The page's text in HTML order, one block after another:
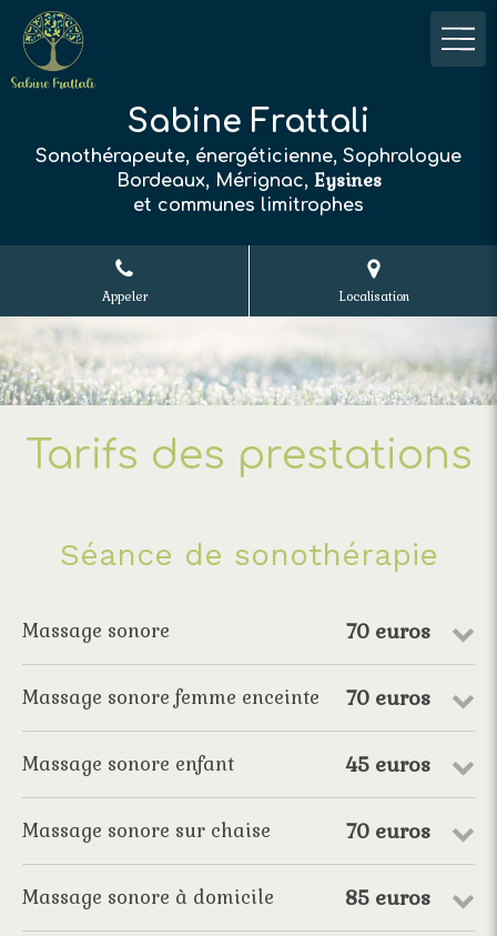
Sabine Frattali
Sonothérapeute, énergéticienne, Sophrologue
Bordeaux, Mérignac, Eysines
et communes limitrophes
Appeler Localisation
Tarifs des prestations
Séance de sonothérapie
Massage sonore 70 euros
Massage sonore femme enceinte 70 euros
Massage sonore enfant 45 euros
Massage sonore sur chaise 70 euros
Massage sonore à domicile 85 euros